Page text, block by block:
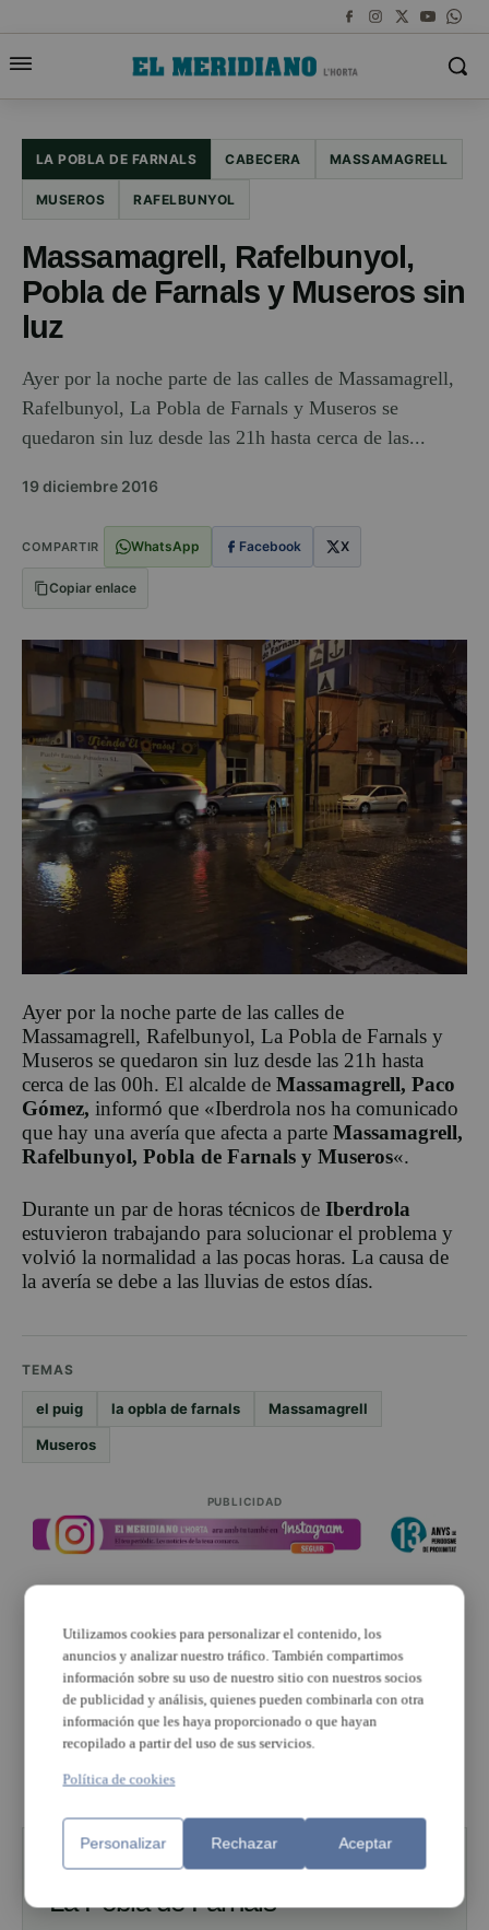
LA POBLA DE FARNALS CABECERA MASSAMAGRELL
MUSEROS RAFELBUNYOL
Massamagrell, Rafelbunyol,
Pobla de Farnals y Museros sin
luz
Ayer por la noche parte de las calles de Massamagrell,
Rafelbunyol, La Pobla de Farnals y Museros se
quedaron sin luz desde las 21h hasta cerca de las...
19 diciembre 2016
COMPARTIR WhatsApp Facebook X
Copiar enlace
Ayer por la noche parte de las calles de
Massamagrell, Rafelbunyol, La Pobla de Farnals y
Museros se quedaron sin luz desde las 21h hasta
cerca de las 00h. El alcalde de Massamagrell, Paco
Gómez, informó que «Iberdrola nos ha comunicado
que hay una avería que afecta a parte Massamagrell,
Rafelbunyol, Pobla de Farnals y Museros«.
Durante un par de horas técnicos de Iberdrola
estuvieron trabajando para solucionar el problema y
volvió la normalidad a las pocas horas. La causa de
la avería se debe a las lluvias de estos días.
TEMAS
el puig la opbla de farnals Massamagrell
Museros
PUBLICIDAD
ESTÁS LEYENDO SOBRE
La Pobla de Farnals
Utilizamos cookies para personalizar el contenido, los
anuncios y analizar nuestro tráfico. También compartimos
información sobre su uso de nuestro sitio con nuestros socios
de publicidad y análisis, quienes pueden combinarla con otra
información que les haya proporcionado o que hayan
recopilado a partir del uso de sus servicios.
Política de cookies
Personalizar Rechazar Aceptar